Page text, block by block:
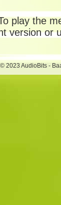
play the
version or
© 2023 AudioBits -